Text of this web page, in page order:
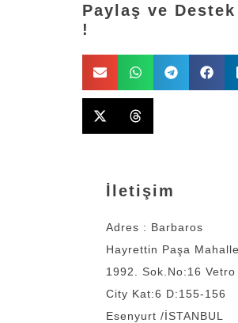
Paylaş ve Destek
!
İletişim
Adres : Barbaros
Hayrettin Paşa
1992. Sok.No:16 Vetro
City Kat:6 D:155-156
Esenyurt /İSTANBUL